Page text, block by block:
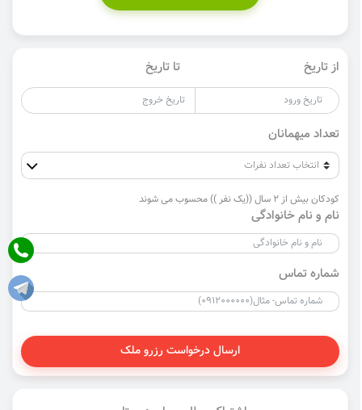
از تاریخ تا تاریخ
تعداد میهمانان
کودکان بیش از 2 سال ((یک نفر )) محسوب می شوند
نام و نام خانوادگی
شماره تماس
ارسال درخواست رزرو ملک